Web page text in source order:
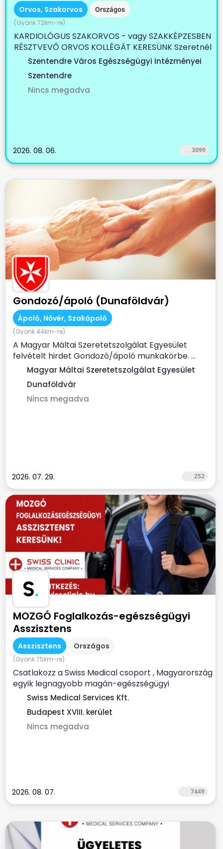
Orvos, Szakorvos Országos
(Gyönk 72km-re)
KARDIOLÓGUS SZAKORVOS - vagy SZAKKÉPZESBEN
RÉSZTVEVŐ ORVOS KOLLÉGÁT KERESÜNK Szeretnél
egy...Szentendre Város Egészségügyi Intézményei
Szentendre
Nincs megadva
2026. 08. 06. 3099
Gondozó/ápoló (Dunaföldvár)
Ápoló, Nővér, Szakápoló
(Gyönk 44km-re)
A Magyar Máltai Szeretetszolgálat Egyesület
felvételt hirdet Gondozó/ápoló munkakörbe. ...
Magyar Máltai Szeretetszolgálat Egyesület
Dunaföldvár
Nincs megadva
2026. 07. 29. 252
S.
MOZGÓ Foglalkozás-egészségügyi
Asszisztens
Asszisztens Országos
(Gyönk 75km-re)
Csatlakozz a Swiss Medical csoport , Magyarország
egyik legnagyobb magán-egészségügyi
szolgáltatójához ...
Swiss Medical Services Kft.
Budapest XVIII. kerület
Nincs megadva
2026. 08. 07. 7449